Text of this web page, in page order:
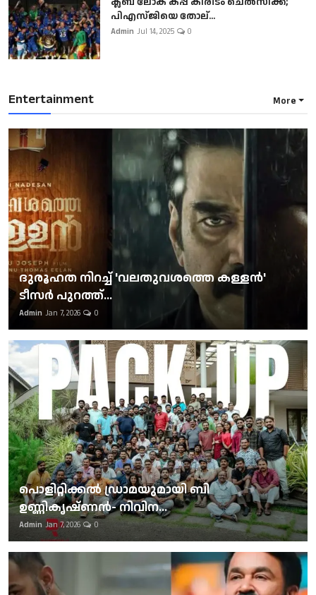
പിഎസ്ജിയെ തോല്...
Admin Jul 14, 2025 0
Entertainment More
ദുരൂഹത നിറച്ച് 'വലതുവശത്തെ കള്ളന്‍'
ടീസര്‍ പുറത്ത്...
Admin Jan 7, 2026 0
പൊളിറ്റിക്കല്‍ ഡ്രാമയുമായി ബി
ഉണ്ണികൃഷ്ണന്‍- നിവിന...
Admin Jan 7, 2026 0